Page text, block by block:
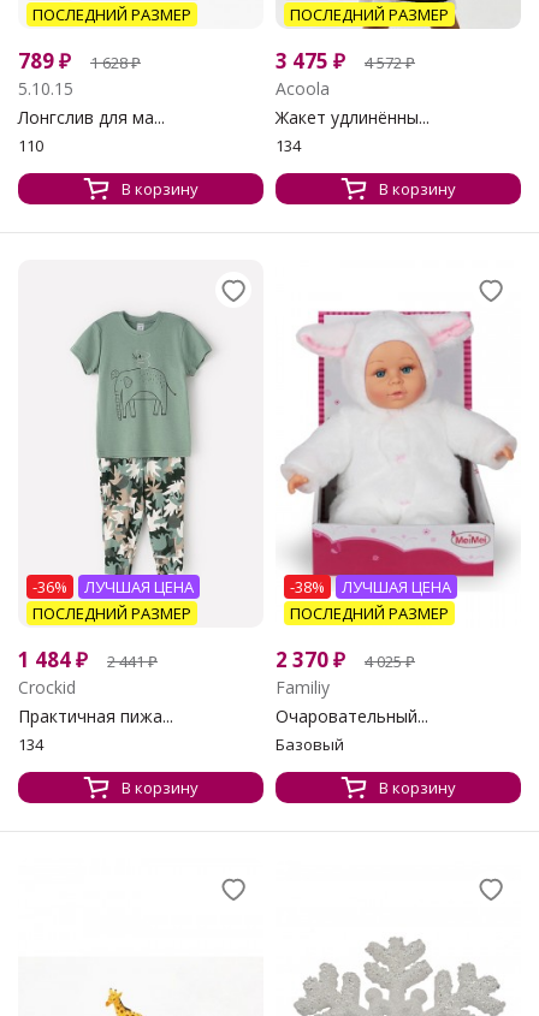
ПОСЛЕДНИЙ РАЗМЕР
789₽ 1 628₽
5.10.15
Лонгслив для ма...
110
В корзину
ПОСЛЕДНИЙ РАЗМЕР
3 475 ₽ 4 572₽
Acoola
Жакет удлинённы...
134
В корзину
-36%
ЛУЧШАЯ ЦЕНА
ПОСЛЕДНИЙ РАЗМЕР
1 484₽ 2 441₽
Crockid
Практичная пижа...
134
В корзину
-38%
ЛУЧШАЯ ЦЕНА
ПОСЛЕДНИЙ РАЗМЕР
2 370₽ 4 025₽
Familiy
Очаровательный...
Базовый
В корзину